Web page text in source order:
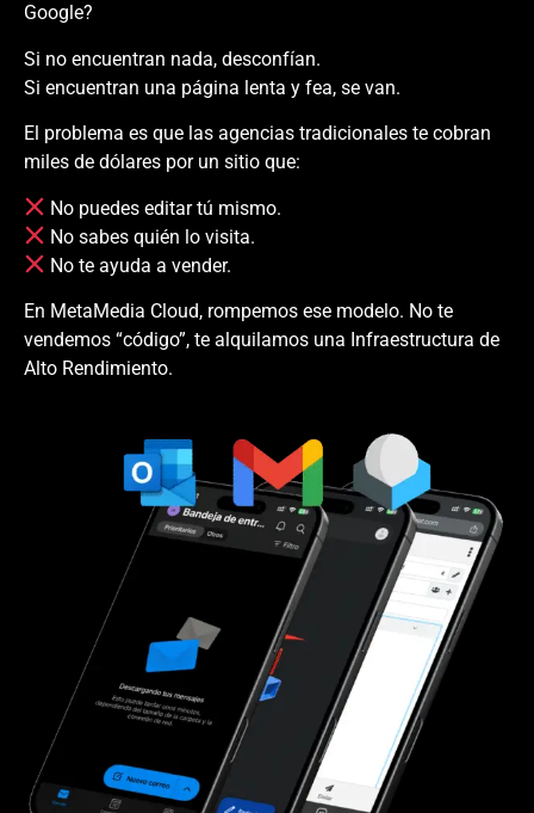
Google?
Si no encuentran nada, desconfían.
Si encuentran una página lenta y fea, se van.
El problema es que las agencias tradicionales te cobran
miles de dólares por un sitio que:
No puedes editar tú mismo.
No sabes quién lo visita.
No te ayuda a vender.
En MetaMedia Cloud, rompemos ese modelo. No te
vendemos “código”, te alquilamos una Infraestructura de
Alto Rendimiento.